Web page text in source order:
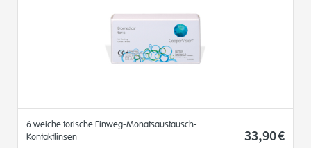
6 weiche torische Einweg-Monatsaustausch-
Kontaktlinsen
33,90€